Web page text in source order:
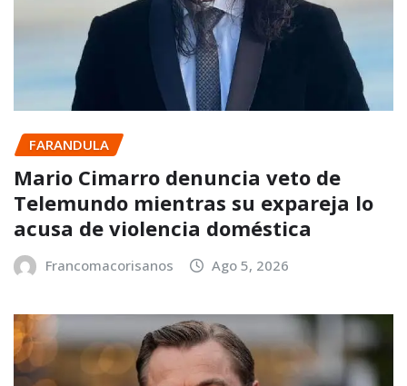
FARANDULA
Mario Cimarro denuncia veto de
Telemundo mientras su expareja lo
acusa de violencia doméstica
Francomacorisanos Ago 5, 2026